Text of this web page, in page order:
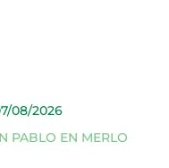
08/2026
PABLO EN MERLO